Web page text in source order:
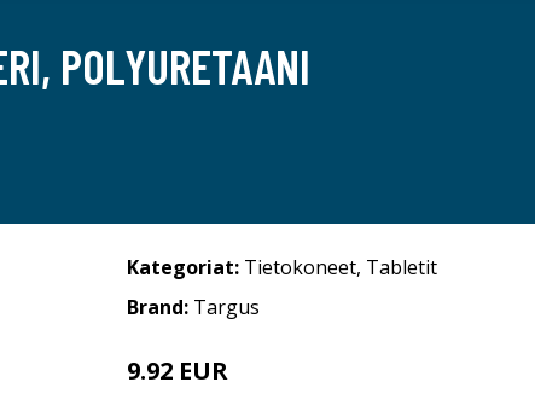
POLYURETAANI
Kategoriat: Tietokoneet, Tabletit
Brand: Targus
9.92 EUR